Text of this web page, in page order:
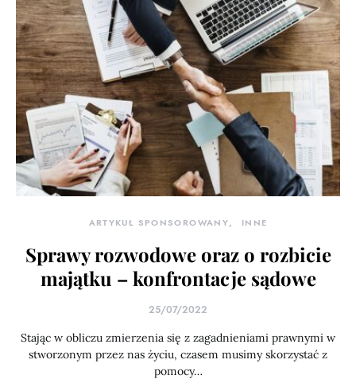
ARTYKUŁ SPONSOROWANY INNE
Sprawy rozwodowe oraz o rozbicie
majątku – konfrontacje sądowe
25/07/2022
Stając w obliczu zmierzenia się z zagadnieniami prawnymi w
stworzonym przez nas życiu, czasem musimy skorzystać z
pomocy…